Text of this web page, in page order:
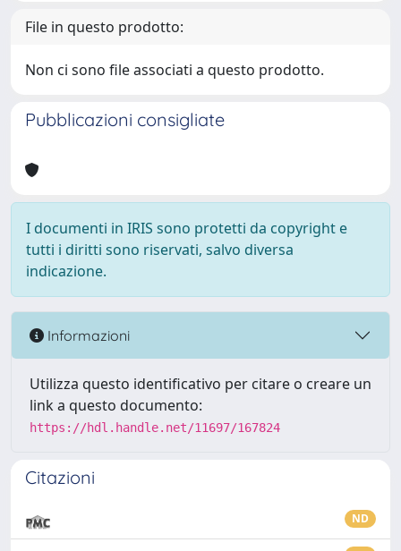
File in questo prodotto:
Non ci sono file associati a questo prodotto.
Pubblicazioni consigliate
I documenti in IRIS sono protetti da copyright e
tutti i diritti sono riservati, salvo diversa
indicazione.
Informazioni
Utilizza questo identificativo per citare o creare un
link a questo documento:
https://hdl.handle.net/11697/167824
Citazioni
ND